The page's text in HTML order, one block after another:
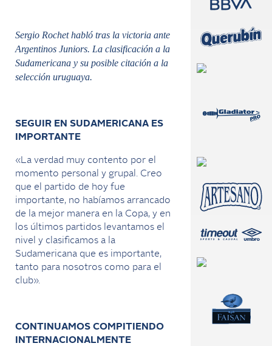
Sergio Rochet habló tras la victoria ante
Argentinos Juniors. La clasificación a la
Sudamericana y su posible citación a la
selección uruguaya.
SEGUIR EN SUDAMERICANA ES
IMPORTANTE
«La verdad muy contento por el
momento personal y grupal. Creo
que el partido de hoy fue
importante, no habíamos arrancado
de la mejor manera en la Copa, y en
los últimos partidos levantamos el
nivel y clasificamos a la
Sudamericana que es importante,
tanto para nosotros como para el
club».
CONTINUAMOS COMPITIENDO
INTERNACIONALMENTE